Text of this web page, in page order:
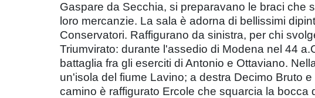
Gaspare da Secchia, si preparavano le braci che
loro mercanzie. La sala è adorna di bellissimi
Conservatori. Raffigurano da sinistra, per chi
Triumvirato: durante l'assedio di Modena nel 44
battaglia fra gli eserciti di Antonio e Ottaviano.
un'isola del fiume Lavino; a destra Decimo Bruto
camino è raffigurato Ercole che squarcia la